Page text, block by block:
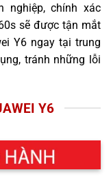
nghiệp, chính xác
sẽ được tận mắt
Y6 ngay tại trung
tránh những lỗi
Y6